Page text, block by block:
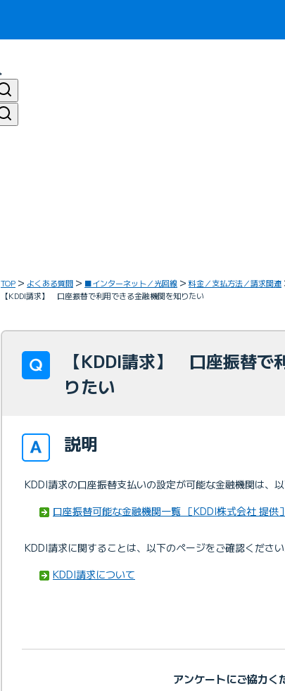
TOP よくある質問 ■インターネット／光回線 料金／支払方法／請求関連
【KDDI請求】 口座振替で利用できる金融機関を知りたい
【KDDI請求】 口座振替で
りたい
説明
KDDI請求の口座振替支払いの設定が可能な金融機関は、
口座振替可能な金融機関一覧 ［KDDI株式会社 提供］
KDDI請求に関することは、以下のページをご確認ください
KDDI請求について
アンケートにご協力く